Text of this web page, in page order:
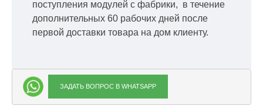
поступления модулей с фабрики, в течение
дополнительных 60 рабочих дней после
первой доставки товара на дом клиенту.
ЗАДАТЬ ВОПРОС В WHATSAPP